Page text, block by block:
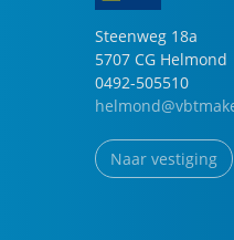
Steenweg 18a
5707 CG Helmond
0492-505510
Naar vestiging